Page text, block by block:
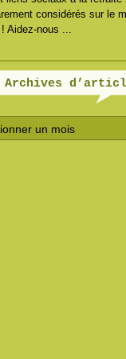
considérés sur le
Aidez-nous ...
Archives